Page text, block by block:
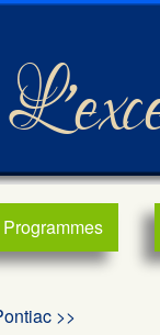
Programmes
>>